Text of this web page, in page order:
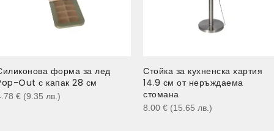
форма за лед
Out с капак 28 см
€ (9.35 лв. )
Стойка за кухненска хартия
14.9 см от неръждаема
стомана
8.00 € (15.65 лв. )